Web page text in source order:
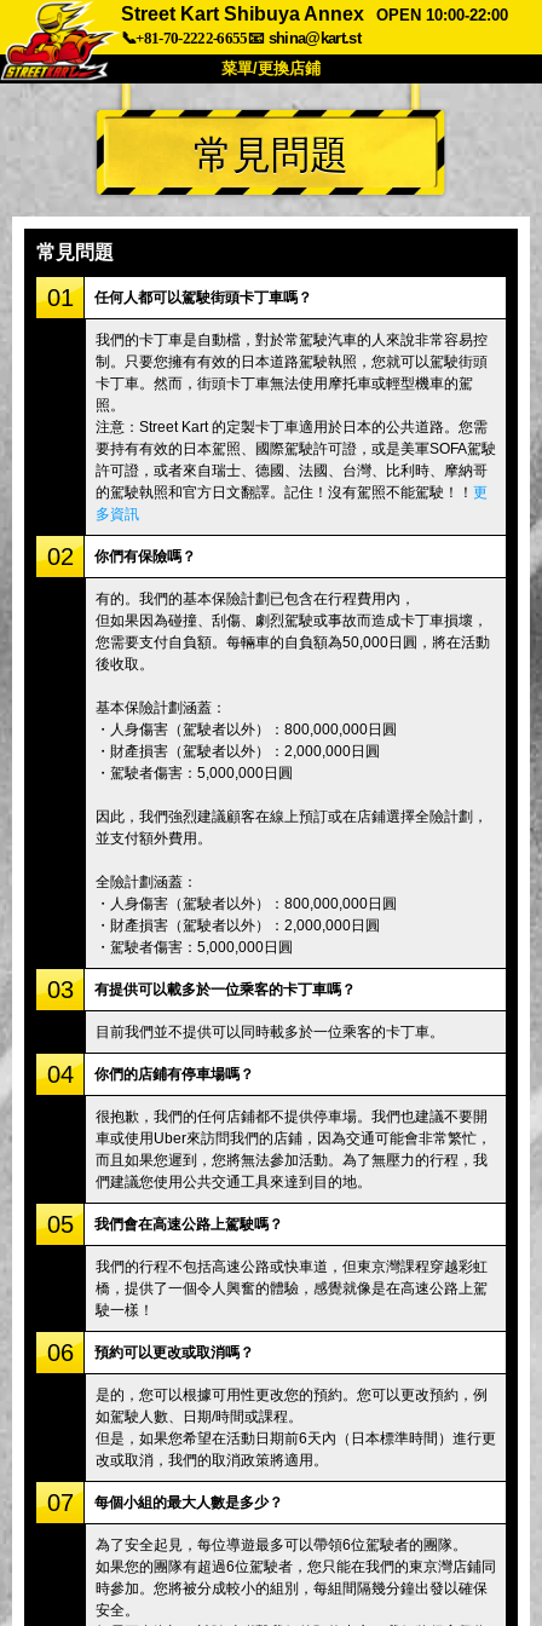
Street Kart Shibuya Annex
OPEN 10:00-22:00
📞+81-70-2222-6655📧 shina@kart.st
菜單/更換店鋪
首頁
關於我們 規格 價格
顧客評價
公司
更換店鋪
東京 品川 #1 東京 秋葉原 #1
東京 秋葉原 #2 東京 澀谷
東京 澀谷分店
東京 淺草 大阪
沖繩
常見問題
常見問題
01 任何人都可以駕駛街頭卡丁車嗎？
我們的卡丁車是自動檔，對於常駕駛汽車的人來說非常容易控
制。只要您擁有有效的日本道路駕駛執照，您就可以駕駛街頭
卡丁車。然而，街頭卡丁車無法使用摩托車或輕型機車的駕
照。
注意：Street Kart 的定製卡丁車適用於日本的公共道路。您需
要持有有效的日本駕照、國際駕駛許可證，或是美軍SOFA駕駛
許可證，或者來自瑞士、德國、法國、台灣、比利時、摩納哥
的駕駛執照和官方日文翻譯。記住！沒有駕照不能駕駛！！ 更
多資訊
02 你們有保險嗎？
有的。我們的基本保險計劃已包含在行程費用內，
但如果因為碰撞、刮傷、劇烈駕駛或事故而造成卡丁車損壞，
您需要支付自負額。每輛車的自負額為50,000日圓，將在活動
後收取。
基本保險計劃涵蓋：
・人身傷害（駕駛者以外）：800,000,000日圓
・財產損害（駕駛者以外）：2,000,000日圓
・駕駛者傷害：5,000,000日圓
因此，我們強烈建議顧客在線上預訂或在店鋪選擇全險計劃，
並支付額外費用。
全險計劃涵蓋：
・人身傷害（駕駛者以外）：800,000,000日圓
・財產損害（駕駛者以外）：2,000,000日圓
・駕駛者傷害：5,000,000日圓
03 有提供可以載多於一位乘客的卡丁車嗎？
目前我們並不提供可以同時載多於一位乘客的卡丁車。
04 你們的店鋪有停車場嗎？
很抱歉，我們的任何店鋪都不提供停車場。我們也建議不要開
車或使用Uber來訪問我們的店鋪，因為交通可能會非常繁忙，
而且如果您遲到，您將無法參加活動。為了無壓力的行程，我
們建議您使用公共交通工具來達到目的地。
05 我們會在高速公路上駕駛嗎？
我們的行程不包括高速公路或快車道，但東京灣課程穿越彩虹
橋，提供了一個令人興奮的體驗，感覺就像是在高速公路上駕
駛一樣！
06 預約可以更改或取消嗎？
是的，您可以根據可用性更改您的預約。您可以更改預約，例
如駕駛人數、日期/時間或課程。
但是，如果您希望在活動日期前6天內（日本標準時間）進行更
改或取消，我們的取消政策將適用。
07 每個小組的最大人數是多少？
為了安全起見，每位導遊最多可以帶領6位駕駛者的團隊。
如果您的團隊有超過6位駕駛者，您只能在我們的東京灣店鋪同
時參加。您將被分成較小的組別，每組間隔幾分鐘出發以確保
安全。